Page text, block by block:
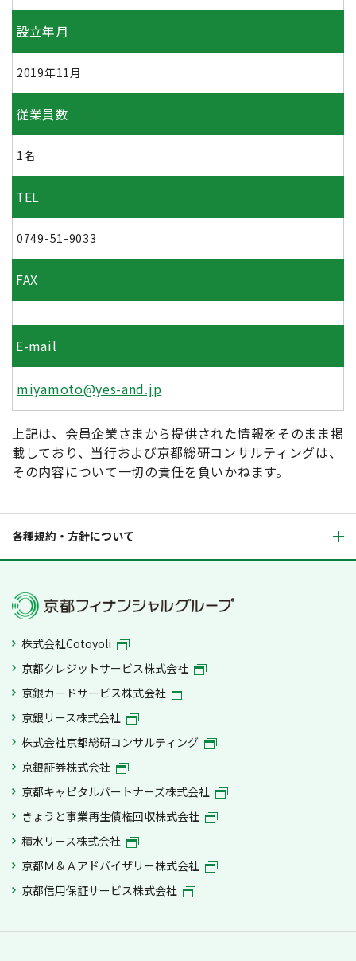
設立年月
2019年11月
従業員数
1名
TEL
0749-51-9033
FAX
E-mail
miyamoto@yes-and.jp
上記は、会員企業さまから提供された情報をそのまま掲
載しており、当行および京都総研コンサルティングは、
その内容について一切の責任を負いかねます。
各種規約・方針について
株式会社Cotoyoli
京都クレジットサービス株式会社
京銀カードサービス株式会社
京銀リース株式会社
株式会社京都総研コンサルティング
京銀証券株式会社
京都キャピタルパートナーズ株式会社
きょうと事業再生債権回収株式会社
積水リース株式会社
京都Ｍ＆Ａアドバイザリー株式会社
京都信用保証サービス株式会社